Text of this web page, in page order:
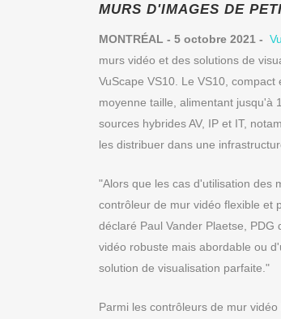
MURS D'IMAGES DE
MONTRÉAL - 5 octobre 2021 -
murs vidéo et des solutions de
VuScape VS10. Le VS10,
moyenne taille, alimentant jusqu'à
sources hybrides AV, IP et IT,
les distribuer dans une
"Alors que les cas d'utilisation des
contrôleur de mur vidéo flexible et
déclaré Paul Vander Plaetse,
vidéo robuste mais abordable ou
solution de visualisation parfaite."
Parmi les contrôleurs de mur